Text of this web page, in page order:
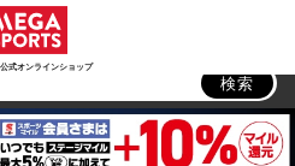
式オンラインショップ
検索